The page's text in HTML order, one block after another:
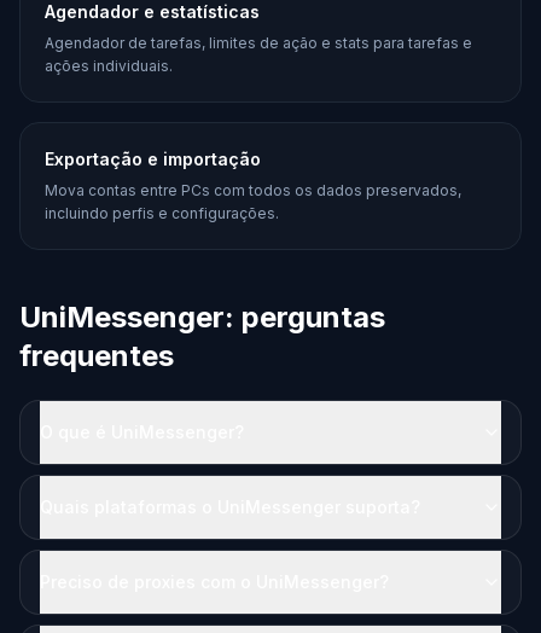
Agendador e estatísticas
Agendador de tarefas, limites de ação e stats para tarefas e
ações individuais.
Exportação e importação
Mova contas entre PCs com todos os dados preservados,
incluindo perfis e configurações.
UniMessenger: perguntas
frequentes